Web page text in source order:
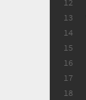
12
13
14
15
16
17
18